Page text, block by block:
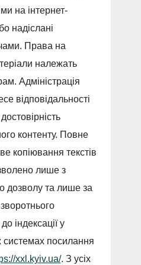
на інтернет-
надіслані
Права на
належать
Адміністрація
відповідальності
контенту. Повне
копіювання текстів
лише з
дозволу та лише за
індексації у
системах посилання
xxl.kyiv.ua/. З усіх